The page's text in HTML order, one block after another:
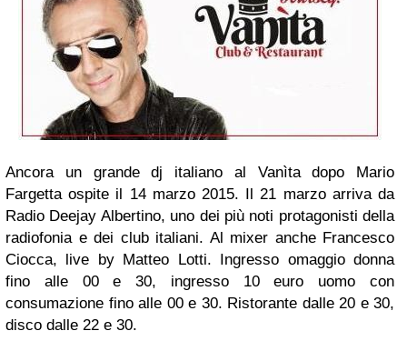
Ancora un grande dj italiano al Vanìta dopo Mario
Fargetta ospite il 14 marzo 2015. Il 21 marzo arriva da
Radio Deejay Albertino, uno dei più noti protagonisti della
radiofonia e dei club italiani. Al mixer anche Francesco
Ciocca, live by Matteo Lotti. Ingresso omaggio donna
fino alle 00 e 30, ingresso 10 euro uomo con
consumazione fino alle 00 e 30. Ristorante dalle 20 e 30,
disco dalle 22 e 30.